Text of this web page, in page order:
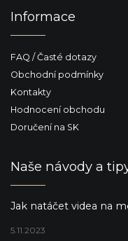
Informace
FAQ / Časté dotazy
Obchodní podmínky
Kontakty
Hodnocení obchodu
Doručení na SK
Naše návody a
Jak natáčet videa na
5.11.2023